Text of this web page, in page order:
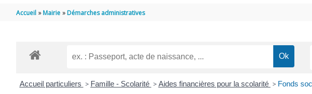
MARSILLY
Accueil Mairie Démarches administratives
Accueil particuliers > Famille - Scolarité > Aides financières pour la scolarité > Fonds